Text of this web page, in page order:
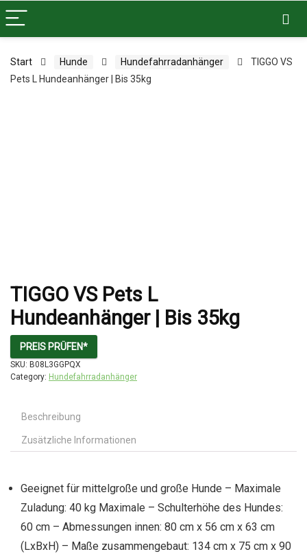
Start Hunde Hundefahrradanhänger
TIGGO VS
Pets L Hundeanhänger | Bis 35kg
TIGGO VS Pets L
Hundeanhänger | Bis 35kg
PREIS PRÜFEN*
SKU: B08L3GGPQX
Category: Hundefahrradanhänger
Beschreibung
Zusätzliche Informationen
Geeignet für mittelgroße und große Hunde – Maximale
Zuladung: 40 kg Maximale – Schulterhöhe des Hundes:
60 cm – Abmessungen innen: 80 cm x 56 cm x 63 cm
(LxBxH) – Maße zusammengebaut: 134 cm x 75 cm x 90